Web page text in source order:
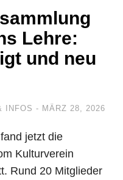
Lehre:
und neu
INFOS MÄRZ 28, 2026
jetzt die
Kulturverein
Rund 20 Mitglieder